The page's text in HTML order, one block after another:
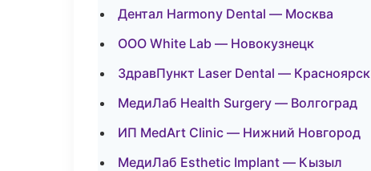
Дентал Harmony Dental — Москва
ООО White Lab — Новокузнецк
ЗдравПункт Laser Dental — Красноярск
МедиЛаб Health Surgery — Волгоград
ИП MedArt Clinic — Нижний Новгород
МедиЛаб Esthetic Implant — Кызыл